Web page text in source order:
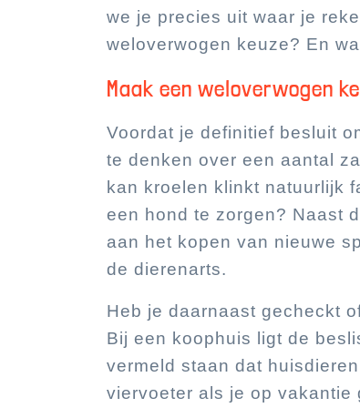
we je precies uit waar je
weloverwogen keuze? En
Maak een weloverwogen
Voordat je definitief besluit
te denken over een aantal
kan kroelen klinkt natuurlijk
een hond te zorgen? Naast
aan het kopen van nieuwe
de dierenarts.
Heb je daarnaast gecheckt
Bij een koophuis ligt de
vermeld staan dat
viervoeter als je op vakantie